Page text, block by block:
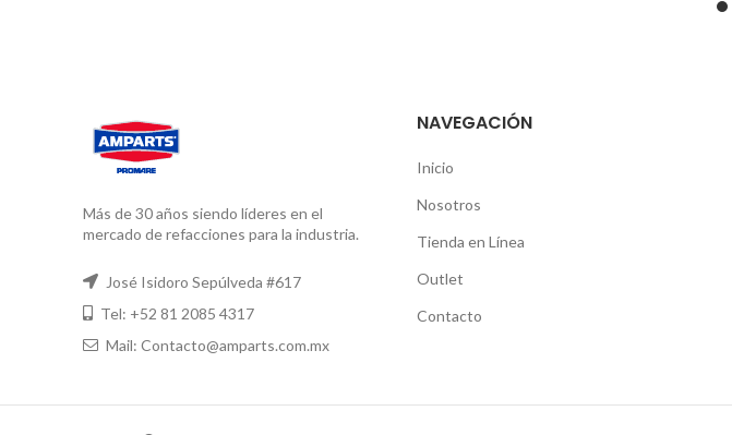
Más de 30 años siendo líderes en el
mercado de refacciones para la industria.
José Isidoro Sepúlveda #617
Tel: +52 81 2085 4317
Mail: Contacto@amparts.com.mx
NAVEGACIÓN
Inicio
Nosotros
Tienda en Línea
Outlet
Contacto